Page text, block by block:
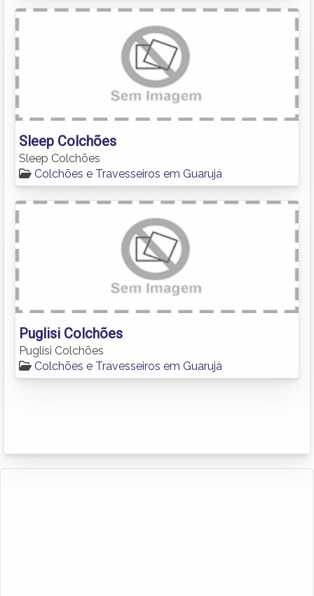
Sleep Colchões
Sleep Colchões
Colchões e Travesseiros em Guarujá
Puglisi Colchões
Puglisi Colchões
Colchões e Travesseiros em Guarujá